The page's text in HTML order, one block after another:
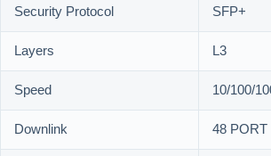
Security Protocol
SFP+
Layers
L3
Speed
10/100/
Downlink
48 PORT